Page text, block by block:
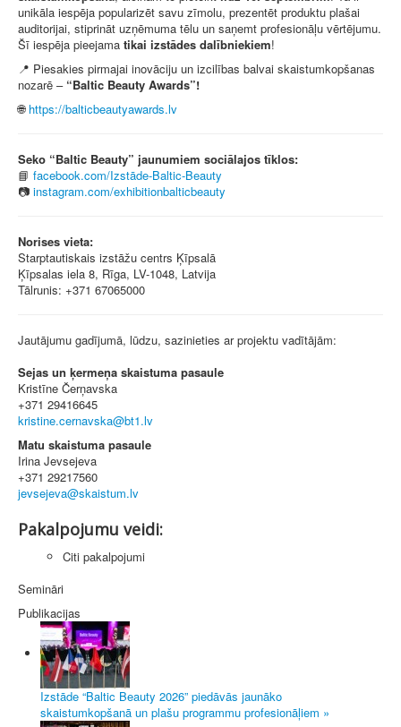
unikāla iespēja popularizēt savu zīmolu, prezentēt produktu plašai
auditorijai, stiprināt uzņēmuma tēlu un saņemt profesionāļu vērtējumu.
Šī iespēja pieejama tikai izstādes dalībniekiem!
📍 Piesakies pirmajai inovāciju un izcilības balvai skaistumkopšanas
nozarē – “Baltic Beauty Awards”!
🌐 https://balticbeautyawards.lv
Seko “Baltic Beauty” jaunumiem sociālajos tīklos:
📘 facebook.com/Izstāde-Baltic-Beauty
📷 instagram.com/exhibitionbalticbeauty
Norises vieta:
Starptautiskais izstāžu centrs Ķīpsalā
Ķīpsalas iela 8, Rīga, LV-1048, Latvija
Tālrunis: +371 67065000
Jautājumu gadījumā, lūdzu, sazinieties ar projektu vadītājām:
Sejas un ķermeņa skaistuma pasaule
Kristīne Čerņavska
+371 29416645
Matu skaistuma pasaule
Irina Jevsejeva
+371 29217560
Pakalpojumu veidi:
Citi pakalpojumi
Semināri
Publikacijas
Izstāde “Baltic Beauty 2026” piedāvās jaunāko
skaistumkopšanā un plašu programmu profesionāļiem »